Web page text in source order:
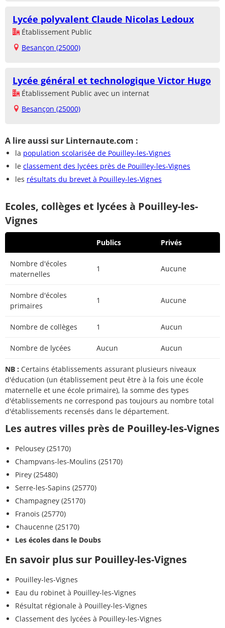
Lycée polyvalent Claude Nicolas Ledoux
Établissement Public
Besançon (25000)
Lycée général et technologique Victor Hugo
Établissement Public avec un internat
Besançon (25000)
A lire aussi sur Linternaute.com :
la population scolarisée de Pouilley-les-Vignes
le classement des lycées près de Pouilley-les-Vignes
les résultats du brevet à Pouilley-les-Vignes
Ecoles, collèges et lycées à Pouilley-les-
Vignes
Publics Privés
Nombre d'écoles
maternelles
1 Aucune
Nombre d'écoles
primaires
1 Aucune
Nombre de collèges 1 Aucun
Nombre de lycées Aucun Aucun
NB : Certains établissements assurant plusieurs niveaux
d'éducation (un établissement peut être à la fois une école
maternelle et une école primaire), la somme des types
d'établissements ne correspond pas toujours au nombre total
d'établissements recensés dans le département.
Les autres villes près de Pouilley-les-Vignes
Pelousey (25170)
Champvans-les-Moulins (25170)
Pirey (25480)
Serre-les-Sapins (25770)
Champagney (25170)
Franois (25770)
Chaucenne (25170)
Les écoles dans le Doubs
En savoir plus sur Pouilley-les-Vignes
Pouilley-les-Vignes
Eau du robinet à Pouilley-les-Vignes
Résultat régionale à Pouilley-les-Vignes
Classement des lycées à Pouilley-les-Vignes